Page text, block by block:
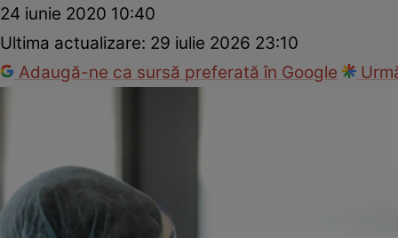
24 iunie 2020 10:40
Ultima actualizare: 29 iulie 2026 23:10
Adaugă-ne ca sursă preferată în Google